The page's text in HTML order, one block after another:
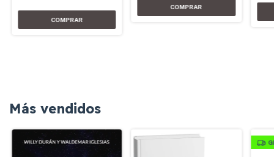
Más vendidos